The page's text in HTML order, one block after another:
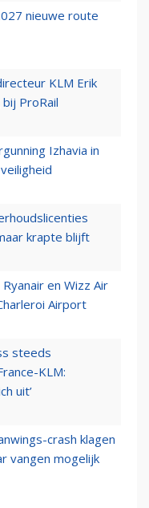
nieuwe route
KLM Erik
ProRail
Izhavia in
krapte blijft
en Wizz Air
Airport
steeds
KLM:
uit’
crash klagen
vangen mogelijk